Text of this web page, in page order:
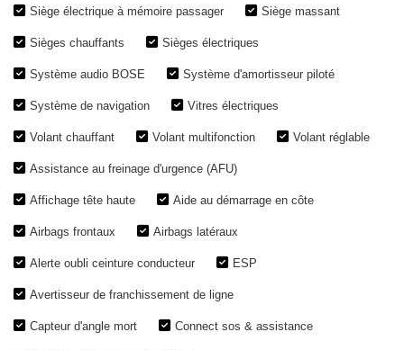
Siège électrique à mémoire passager Siège massant
Sièges chauffants Sièges électriques
Système audio BOSE Système d'amortisseur piloté
Système de navigation Vitres électriques
Volant chauffant Volant multifonction Volant réglable
Assistance au freinage d'urgence (AFU)
Affichage tête haute Aide au démarrage en côte
Airbags frontaux Airbags latéraux
Alerte oubli ceinture conducteur ESP
Avertisseur de franchissement de ligne
Capteur d'angle mort Connect sos & assistance